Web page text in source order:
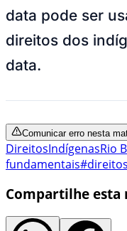
data pode ser
direitos dos
data.
Comunicar erro nesta
DireitosIndígenasRio
fundamentais#direitos
Compartilhe esta